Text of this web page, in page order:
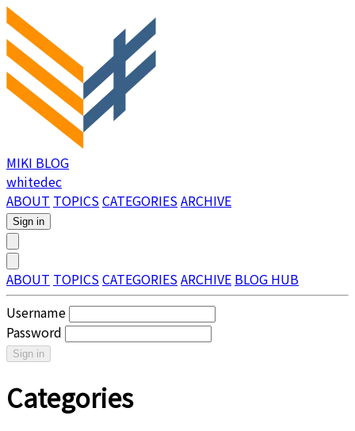
MIKI BLOG
whitedec
ABOUT TOPICSCATEGORIESARCHIVE
Sign in
ABOUT TOPICSCATEGORIESARCHIVE BLOG HUB
Username
Password
Sign in
Categories